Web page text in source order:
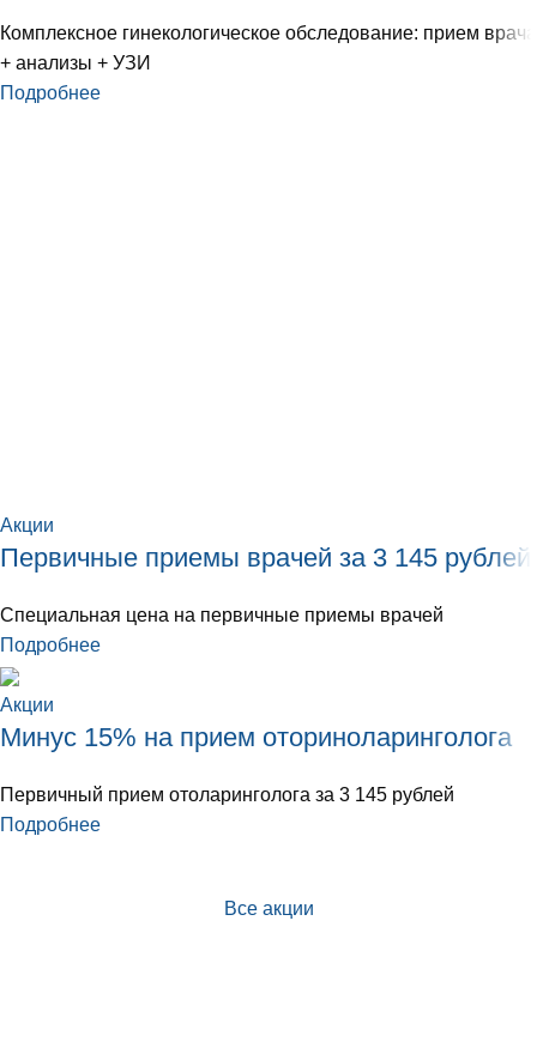
Комплексное гинекологическое обследование: прием врача
+ анализы + УЗИ
Подробнее
Акции
Первичные приемы врачей за 3 145 рублей
Специальная цена на первичные приемы врачей
Подробнее
Акции
Минус 15% на прием оториноларинголога
Первичный прием отоларинголога за 3 145 рублей
Подробнее
Все акции